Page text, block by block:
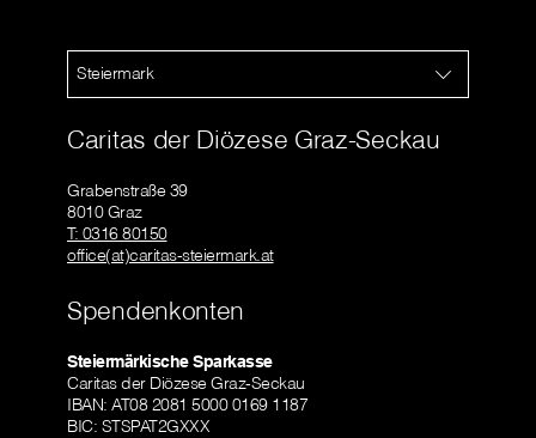
Steiermark
Caritas der Diözese Graz-Seckau
Grabenstraße 39
8010 Graz
T: 0316 80150
office(at)caritas-steiermark.at
Spendenkonten
Steiermärkische Sparkasse
Caritas der Diözese Graz-Seckau
IBAN: AT08 2081 5000 0169 1187
BIC: STSPAT2GXXX